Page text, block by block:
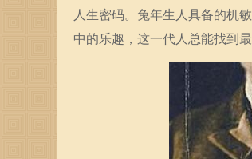
人生密码。兔年生人具备的机
中的乐趣，这一代人总能找到